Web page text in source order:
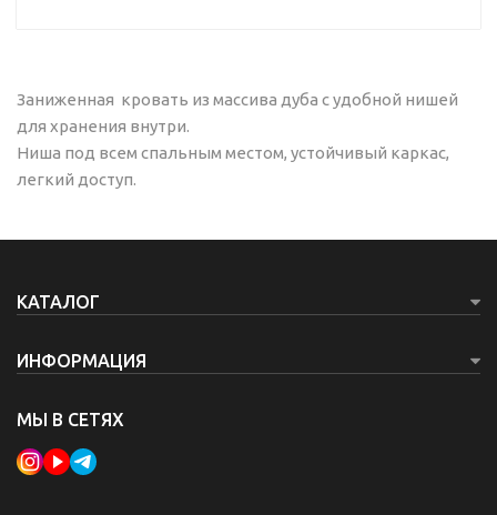
Заниженная кровать из массива дуба с удобной нишей
для хранения внутри.
Ниша под всем спальным местом, устойчивый каркас,
легкий доступ.
КАТАЛОГ
ИНФОРМАЦИЯ
МЫ В СЕТЯХ